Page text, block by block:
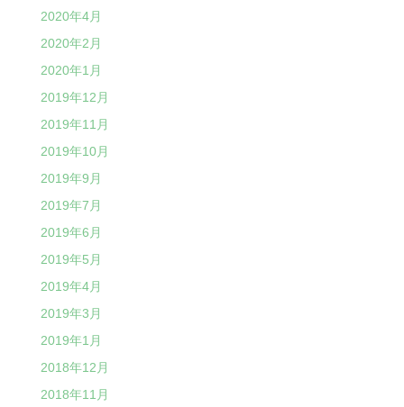
2020年4月
2020年2月
2020年1月
2019年12月
2019年11月
2019年10月
2019年9月
2019年7月
2019年6月
2019年5月
2019年4月
2019年3月
2019年1月
2018年12月
2018年11月